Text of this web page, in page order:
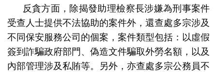
反貪方面，除揭發助理檢察長涉嫌為刑事案件
受查人士提供不法協助的案件外，還查處多宗涉及
不同保安服務公司的個案，案件類型包括：以虛假
簽到詐騙政府部門、偽造文件騙取外勞名額，以及
內部管理涉及私賄等。另外，亦查處多宗公務員不